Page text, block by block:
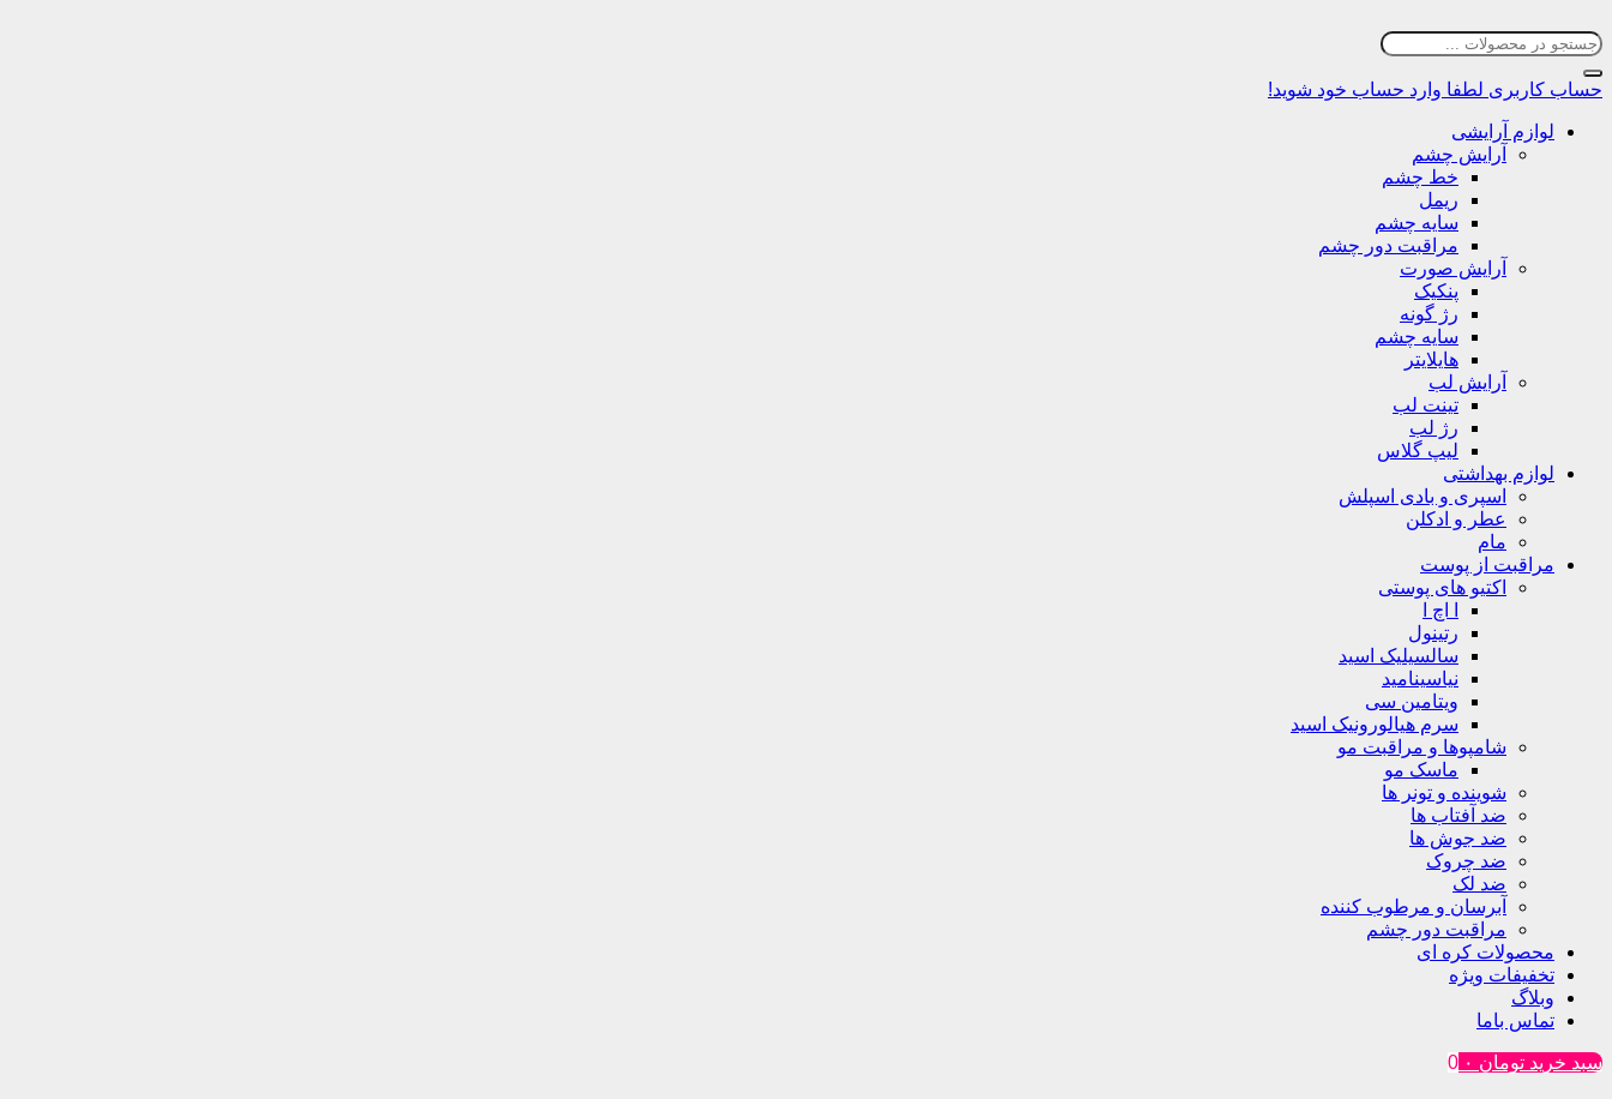
حساب کاربری لطفا وارد حساب خود شوید!
لوازم آرایشی
آرایش چشم
خط چشم
ریمل
سایه چشم
مراقبت دور چشم
آرایش صورت
پنکیک
رژ گونه
سایه چشم
هایلایتر
آرایش لب
تینت لب
رژ لب
لیپ گلاس
لوازم بهداشتی
اسپری و بادی اسپلش
عطر و ادکلن
مام
مراقبت از پوست
اکتیو های پوستی
ا اچ ا
رتینول
سالسیلیک اسید
نیاسینامید
ویتامین سی
سرم هیالورونیک اسید
شامپوها و مراقبت مو
ماسک مو
شوینده و تونر ها
ضد آفتاب ها
ضد جوش ها
ضد چروک
ضد لک
آبرسان و مرطوب کننده
مراقبت دور چشم
محصولات کره ای
تخفیفات ویژه
وبلاگ
تماس باما
سبد خرید تومان 0